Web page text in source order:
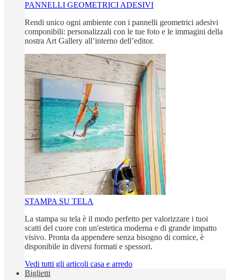
PANNELLI GEOMETRICI ADESIVI
Rendi unico ogni ambiente con i pannelli geometrici adesivi
componibili: personalizzali con le tue foto e le immagini della
nostra Art Gallery all’interno dell’editor.
STAMPA SU TELA
La stampa su tela è il modo perfetto per valorizzare i tuoi
scatti del cuore con un'estetica moderna e di grande impatto
visivo. Pronta da appendere senza bisogno di cornice, è
disponibile in diversi formati e spessori.
Vedi tutti gli articoli casa e arredo
Biglietti